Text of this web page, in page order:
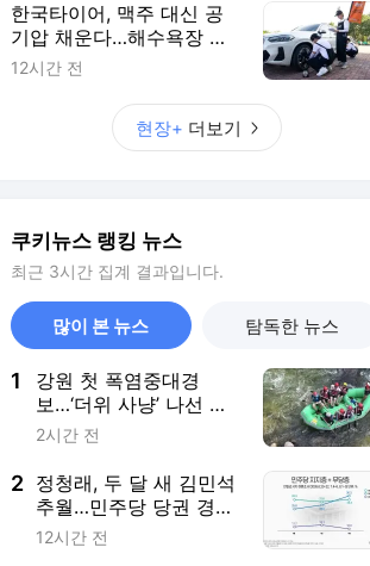
한국타이어, 맥주 대신 공
기압 채운다…해수욕장 누
빈 ‘타이어보이’ [현장+]
12시간 전
현장+ 더보기
쿠키뉴스 랭킹 뉴스
최근 3시간 집계 결과입니다.
많이 본 뉴스 탐독한 뉴스
1
강원 첫 폭염중대경
보…‘더위 사냥’ 나선 래
프팅[쿠키포토]
2시간 전
2 정청래, 두 달 새 김민석
추월…민주당 당권 경쟁
‘초박빙’
12시간 전